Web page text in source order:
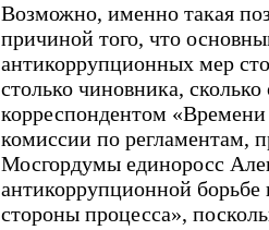
Возможно, именно такая
причиной того, что
антикоррупционных мер
столько чиновника,
корреспондентом «Времени
комиссии по регламентам,
Мосгордумы единоросс
антикоррупционной борьбе
стороны процесса»,